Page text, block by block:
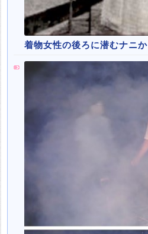
着物女性の後ろに潜むナニか